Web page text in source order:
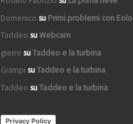
Domenico su Primi problemi con Eolo
Taddeo suWebcam
gierre suTaddeo e la turbina
Giampi suTaddeo e la turbina
Taddeo suTaddeo e la turbina
Privacy Policy